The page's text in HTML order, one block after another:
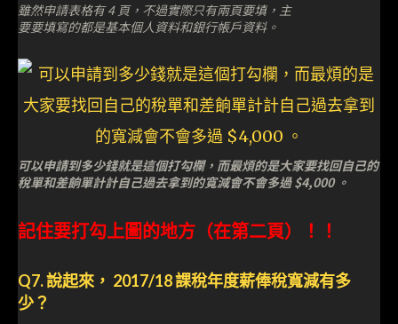
雖然申請表格有 4 頁，不過實際只有兩頁要填，主
要要填寫的都是基本個人資料和銀行帳戶資料。
可以申請到多少錢就是這個打勾欄，而最煩的是大家要找回自己的
稅單和差餉單計計自己過去拿到的寬減會不會多過 $4,000 。
記住要打勾上圖的地方（在第二頁）！！
Q7. 說起來， 2017/18 課稅年度薪俸稅寬減有多
少？